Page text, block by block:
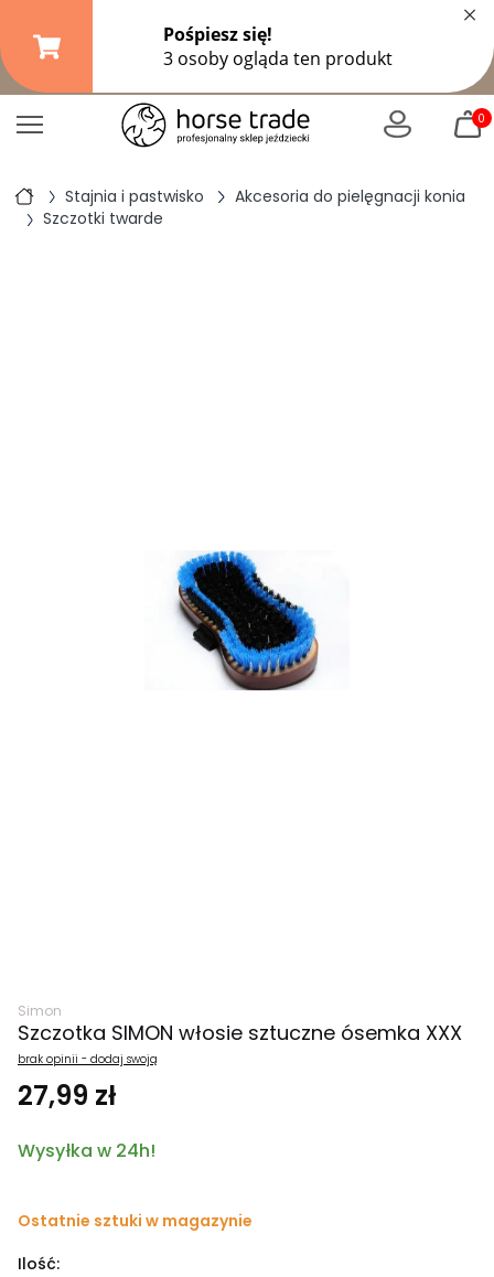
Darmowa dostawa od149,99 zł
299 złpozostałe formy wysyłki
×
0
Stajnia i pastwisko
Akcesoria do pielęgnacji konia
Szczotki twarde
Simon
Szczotka SIMON włosie sztuczne ósemka XXX
brak opinii - dodaj swoją
27,99 zł
Wysyłka w 24h!
Ostatnie sztuki w magazynie
Ilość: